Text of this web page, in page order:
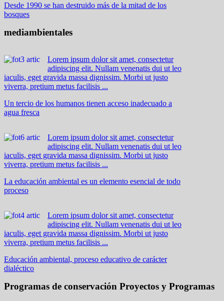
Desde 1990 se han destruido más de la mitad de los
bosques
mediambientales
Lorem ipsum dolor sit amet, consectetur
adipiscing elit. Nullam venenatis dui ut leo
iaculis, eget gravida massa dignissim. Morbi ut justo
viverra, pretium metus facilisis ...
Un tercio de los humanos tienen acceso inadecuado a
agua fresca
Lorem ipsum dolor sit amet, consectetur
adipiscing elit. Nullam venenatis dui ut leo
iaculis, eget gravida massa dignissim. Morbi ut justo
viverra, pretium metus facilisis ...
La educación ambiental es un elemento esencial de todo
proceso
Lorem ipsum dolor sit amet, consectetur
adipiscing elit. Nullam venenatis dui ut leo
iaculis, eget gravida massa dignissim. Morbi ut justo
viverra, pretium metus facilisis ...
Educación ambiental, proceso educativo de carácter
dialéctico
Programas de conservación Proyectos y Programas